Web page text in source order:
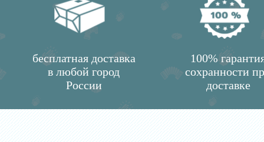
бесплатная доставка
в любой город
России
100%
сохранности
доставке